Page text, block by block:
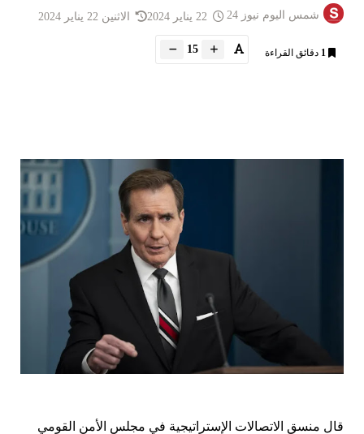
شمس اليوم نيوز 24 الاثنين 22 يناير 2024
1 دقائق القراءة 15
قال منسق الاتصالات الإستراتيجية في مجلس الأمن القومي